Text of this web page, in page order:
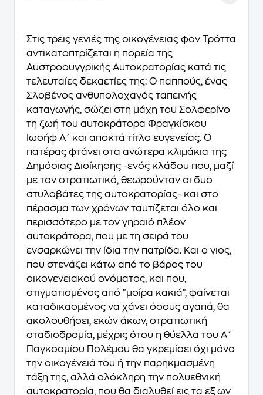
Στις τρεις γενιές της οικογένειας φον Τρόττα
αντικατοπτρίζεται η πορεία της
Aυστροουγγρικής Αυτοκρατορίας κατά τις
τελευταίες δεκαετίες της: Ο παππούς, ένας
Σλοβένος ανθυπολοχαγός ταπεινής
καταγωγής, σώζει στη μάχη του Σολφερίνο
τη ζωή του αυτοκράτορα Φραγκίσκου
Ιωσήφ Α΄ και αποκτά τίτλο ευγενείας. Ο
πατέρας φτάνει στα ανώτερα κλιμάκια της
Δημόσιας Διοίκησης -ενός κλάδου που, μαζί
με τον στρατιωτικό, θεωρούνταν οι δυο
στυλοβάτες της αυτοκρατορίας- και στο
πέρασμα των χρόνων ταυτίζεται όλο και
περισσότερο με τον γηραιό πλέον
αυτοκράτορα, που με τη σειρά του
ενσαρκώνει την ίδια την πατρίδα. Και ο γιος,
που στενάζει κάτω από το βάρος του
οικογενειακού ονόματος, και που,
στιγματισμένος από "μοίρα κακιά", φαίνεται
καταδικασμένος να χάνει όσους αγαπά, θα
ακολουθήσει, εκών άκων, στρατιωτική
σταδιοδρομία, μέχρις ότου η θύελλα του Α΄
Παγκοσμίου Πολέμου θα γκρεμίσει όχι μόνο
την οικογένειά του ή την παρηκμασμένη
τάξη της, αλλά ολόκληρη την πολυεθνική
αυτοκρατορία, που θα διαλυθεί εις τα εξ ων